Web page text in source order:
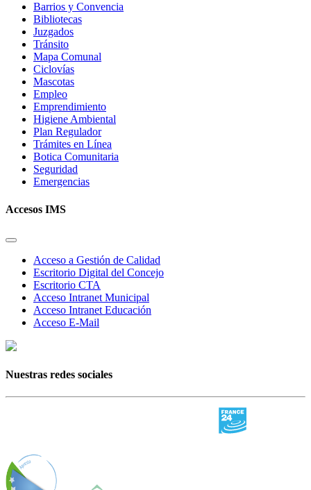
Barrios y Convencia
Bibliotecas
Juzgados
Tránsito
Mapa Comunal
Ciclovías
Mascotas
Empleo
Emprendimiento
Higiene Ambiental
Plan Regulador
Trámites en Línea
Botica Comunitaria
Seguridad
Emergencias
Accesos IMS
Acceso a Gestión de Calidad
Escritorio Digital del Concejo
Escritorio CTA
Acceso Intranet Municipal
Acceso Intranet Educación
Acceso E-Mail
Nuestras redes sociales